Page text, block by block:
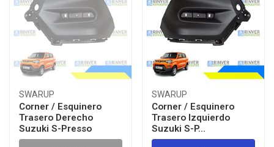
SWARUP
Corner / Esquinero
Trasero Derecho
Suzuki S-Presso
SWARUP
Corner / Esquinero
Trasero Izquierdo
Suzuki S-P...